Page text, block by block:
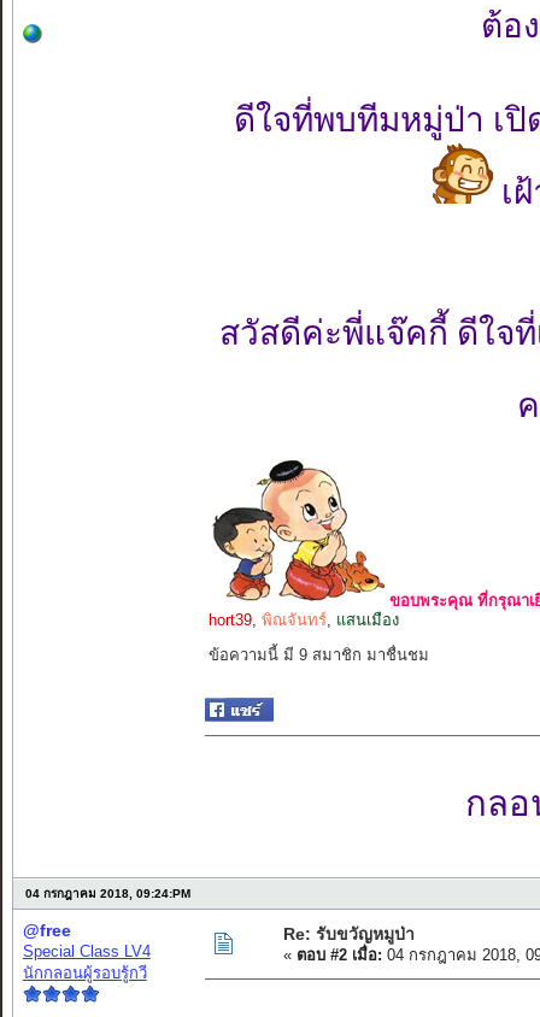
ต้อ
ดีใจที่พบทีมหมู่ป่า เ
เ
สวัสดีค่ะพี่แจ๊คกี้ ดีใจที่
ขอบพระคุณ ที่กรุณาเ
hort39, พิณจันทร์, แสนเมือง
ข้อความนี้ มี 9 สมาชิก มาชื่นชม
กลอ
04 กรกฎาคม 2018, 09:24:PM
@free
Special Class LV4
นักกลอนผู้รอบรู้กวี
Re: รับขวัญหมูป่า
« ตอบ #2 เมื่อ: 04 กรกฎาคม 2018,